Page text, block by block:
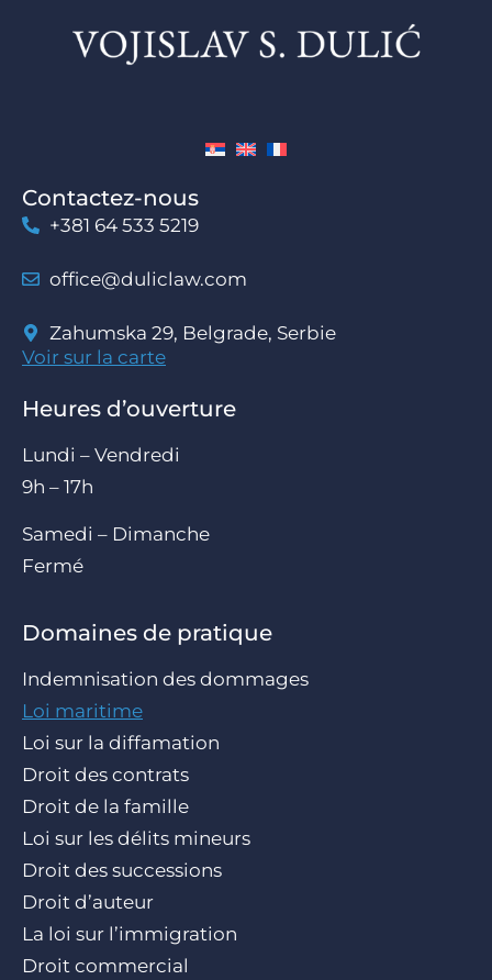
Contactez-nous
+381 64 533 5219
office@duliclaw.com
Zahumska 29, Belgrade, Serbie
Voir sur la carte
Heures d’ouverture
Lundi – Vendredi
9h – 17h
Samedi – Dimanche
Fermé
Domaines de pratique
Indemnisation des dommages
Loi maritime
Loi sur la diffamation
Droit des contrats
Droit de la famille
Loi sur les délits mineurs
Droit des successions
Droit d’auteur
La loi sur l’immigration
Droit commercial